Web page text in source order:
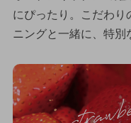
にぴったり。こだわり
ニングと一緒に、特別